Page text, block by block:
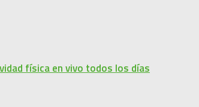
física en vivo todos los días